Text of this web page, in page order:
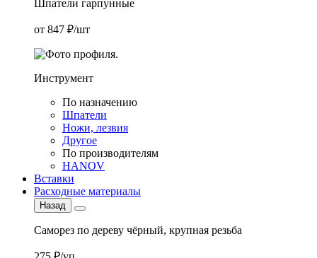
Шпатели гарпунные
от 847 ₽/шт
Инструмент
По назначению
Шпатели
Ножи, лезвия
Другое
По производителям
HANOV
Вставки
Расходные материалы
Назад
Саморез по дереву чёрный, крупная резьба